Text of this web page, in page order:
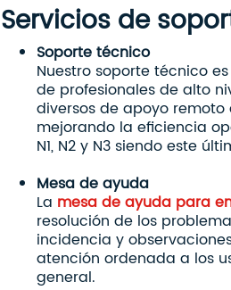
Servicios de
Soporte técnico
Nuestro soporte técnico
de profesionales de alto
diversos de apoyo
mejorando la eficiencia
N1, N2 y N3 siendo este
Mesa de ayuda
La mesa de ayuda para
resolución de los
incidencia y
atención ordenada a los
general.